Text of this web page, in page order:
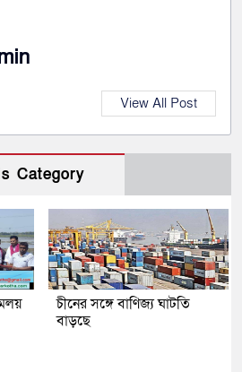
View All Post
Category
চীনের সঙ্গে বাণিজ্য ঘাটতি
বাড়ছে